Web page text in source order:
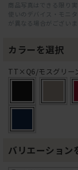
商品写真はできる限り
使いのデバイス・モニ
が異なる場合がございま
カラーを選択
TT×Q6/モスグリー
バリエーション